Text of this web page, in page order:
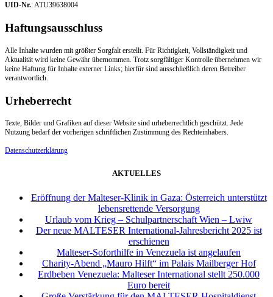
UID-Nr.: ATU39638004
Haftungsausschluss
Alle Inhalte wurden mit größter Sorgfalt erstellt. Für Richtigkeit, Vollständigkeit und
Aktualität wird keine Gewähr übernommen. Trotz sorgfältiger Kontrolle übernehmen wir
keine Haftung für Inhalte externer Links; hierfür sind ausschließlich deren Betreiber
verantwortlich.
Urheberrecht
Texte, Bilder und Grafiken auf dieser Website sind urheberrechtlich geschützt. Jede
Nutzung bedarf der vorherigen schriftlichen Zustimmung des Rechteinhabers.
Datenschutzerklärung
AKTUELLES
Eröffnung der Malteser-Klinik in Gaza: Österreich unterstützt
lebensrettende Versorgung
Urlaub vom Krieg – Schulpartnerschaft Wien – Lwiw
Der neue MALTESER International-Jahresbericht 2025 ist
erschienen
Malteser-Soforthilfe in Venezuela ist angelaufen
Charity-Abend „Mauro Hilft“ im Palais Mailberger Hof
Erdbeben Venezuela: Malteser International stellt 250.000
Euro bereit